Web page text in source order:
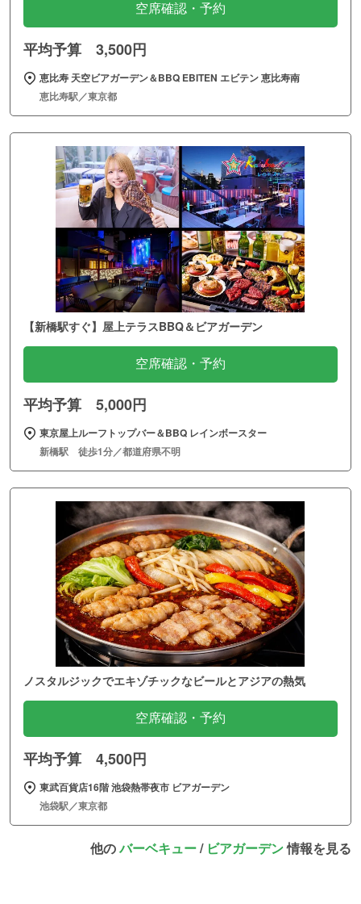
空席確認・予約
平均予算 3,500円
恵比寿 天空ビアガーデン＆BBQ EBITEN エビテン 恵比寿南
恵比寿駅／東京都
【新橋駅すぐ】屋上テラスBBQ＆ビアガーデン
空席確認・予約
平均予算 5,000円
東京屋上ルーフトップバー＆BBQ レインボースター
新橋駅 徒歩1分／都道府県不明
ノスタルジックでエキゾチックなビールとアジアの熱気
空席確認・予約
平均予算 4,500円
東武百貨店16階 池袋熱帯夜市 ビアガーデン
池袋駅／東京都
他のバーベキュー/ ビアガーデン情報を見る